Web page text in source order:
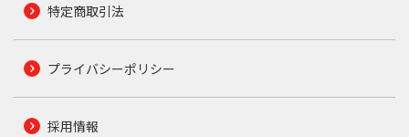
特定商取引法
プライバシーポリシー
採用情報